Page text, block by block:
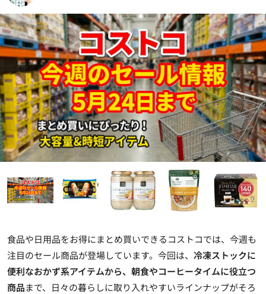
食品や日用品をお得にまとめ買いできるコストコでは、今週も
注目のセール商品が登場しています。今回は、 冷凍ストックに
便利なおかず系アイテムから、朝食やコーヒータイムに役立つ
商品まで、日々の暮らしに取り入れやすいラインナップがそろ